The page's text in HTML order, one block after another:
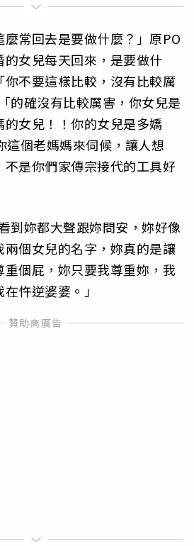
常回去是要做什麼？」原PO
女兒每天回來，是要做什
不要這樣比較，沒有比較厲
的確沒有比較厲害，你女兒是
女兒！！你的女兒是多嬌
這個老媽媽來伺候，讓人想
是你們家傳宗接代的工具好
到妳都大聲跟妳問安，妳好像
個女兒的名字，妳真的是讓
個屁，妳只要我尊重妳，我
忤逆婆婆。」